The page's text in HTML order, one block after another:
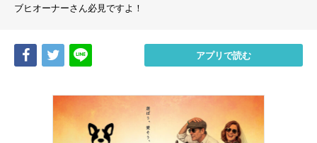
ブヒオーナーさん必見ですよ！
Share Tweet アプリで読む